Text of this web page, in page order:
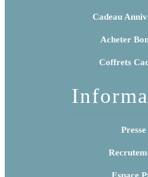
Cadeau
Acheter
Coffrets
Presse
Espace